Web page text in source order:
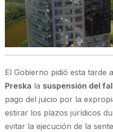
El Gobierno pidió esta tarde
Preska la suspensión del
pago del juicio por la
estirar los plazos jurídicos
evitar la ejecución de la